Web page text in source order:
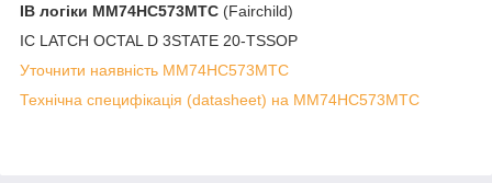
ІВ логіки MM74HC573MTC (Fairchild)
IC LATCH OCTAL D 3STATE 20-TSSOP
Уточнити наявність MM74HC573MTC
Технічна специфікація (datasheet) на MM74HC573MTC